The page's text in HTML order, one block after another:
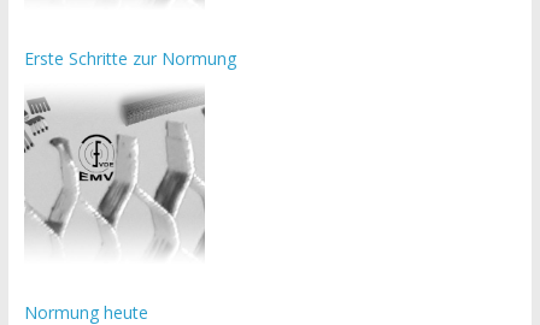
Erste Schritte zur Normung
Normung heute